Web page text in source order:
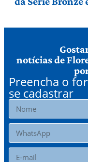
notícias de
Preencha o
se cadastrar